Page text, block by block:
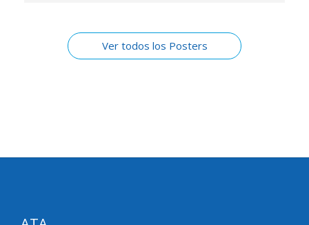
Ver todos los Posters